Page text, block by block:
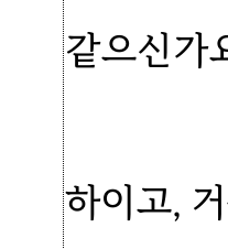
같으신가
하이고,